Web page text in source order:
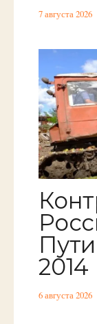
7 августа 2026
2014
6 августа 2026